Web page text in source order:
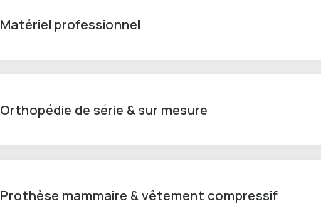
Matériel professionnel
Orthopédie de série & sur mesure
Prothèse mammaire & vêtement compressif